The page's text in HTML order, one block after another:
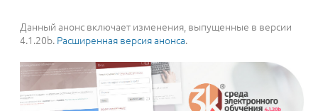
Данный анонс включает изменения, выпущенные в версии
4.1.20b. Расширенная версия анонса.